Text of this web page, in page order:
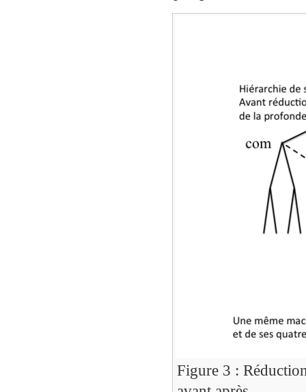
Figure 3 :